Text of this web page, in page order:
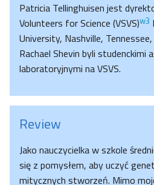
Patricia Tellinghuisen jest
Volunteers for Science (VSVS)w3
University, Nashville,
Rachael Shevin byli studenckimi
laboratoryjnymi na VSVS.
Review
Jako nauczycielka w szkole
się z pomysłem, aby uczyć
mitycznych stworzeń. Mimo